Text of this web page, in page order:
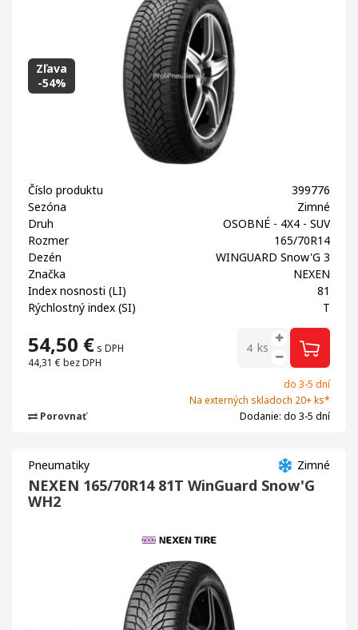
Zľava
-54%
Číslo produktu
399776
Sezóna
Zimné
Druh
OSOBNÉ - 4X4 - SUV
Rozmer
165/70R14
Dezén
WINGUARD Snow'G 3
Značka
NEXEN
Index nosnosti (LI)
81
Rýchlostný index (SI)
T
54,50 € s DPH
44,31 € bez DPH
ks
do 3-5 dní
Na externých skladoch 20+ ks*
Dodanie: do 3-5 dní
Porovnať
Zimné
Pneumatiky
NEXEN 165/70R14 81T WinGuard Snow'G
WH2